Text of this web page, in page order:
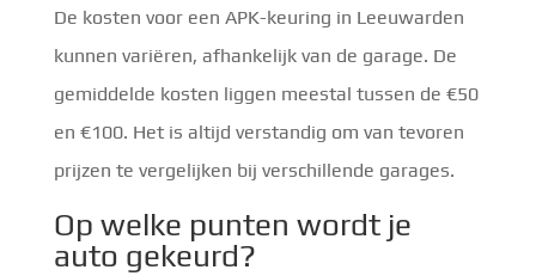
De kosten voor een APK-keuring in Leeuwarden
kunnen variëren, afhankelijk van de garage. De
gemiddelde kosten liggen meestal tussen de €50
en €100. Het is altijd verstandig om van tevoren
prijzen te vergelijken bij verschillende garages.
Op welke punten wordt je
auto gekeurd?